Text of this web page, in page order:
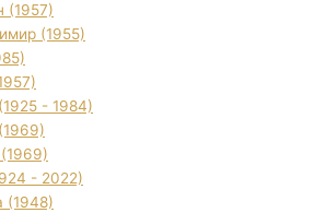
(1957)
(1955)
- 1984)
- 2022)
(1948)